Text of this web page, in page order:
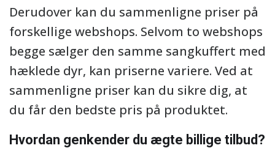
Derudover kan du sammenligne priser på
forskellige webshops. Selvom to webshops
begge sælger den samme sangkuffert med
hæklede dyr, kan priserne variere. Ved at
sammenligne priser kan du sikre dig, at
du får den bedste pris på produktet.
Hvordan genkender du ægte billige tilbud?